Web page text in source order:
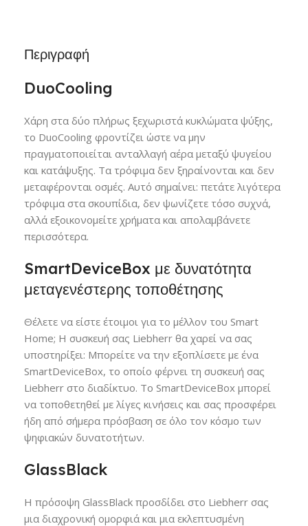
Περιγραφή
DuoCooling
Χάρη στα δύο πλήρως ξεχωριστά κυκλώματα ψύξης,
το DuoCooling φροντίζει ώστε να μην
πραγματοποιείται ανταλλαγή αέρα μεταξύ ψυγείου
και κατάψυξης. Τα τρόφιμα δεν ξηραίνονται και δεν
μεταφέρονται οσμές. Αυτό σημαίνει: πετάτε λιγότερα
τρόφιμα στα σκουπίδια, δεν ψωνίζετε τόσο συχνά,
αλλά εξοικονομείτε χρήματα και απολαμβάνετε
περισσότερα.
SmartDeviceBox με δυνατότητα
μεταγενέστερης τοποθέτησης
Θέλετε να είστε έτοιμοι για το μέλλον του Smart
Home; Η συσκευή σας Liebherr θα χαρεί να σας
υποστηρίξει: Μπορείτε να την εξοπλίσετε με ένα
SmartDeviceBox, το οποίο φέρνει τη συσκευή σας
Liebherr στο διαδίκτυο. Το SmartDeviceBox μπορεί
να τοποθετηθεί με λίγες κινήσεις και σας προσφέρει
ήδη από σήμερα πρόσβαση σε όλο τον κόσμο των
ψηφιακών δυνατοτήτων.
GlassBlack
Η πρόσοψη GlassBlack προσδίδει στο Liebherr σας
μια διαχρονική ομορφιά και μια εκλεπτυσμένη